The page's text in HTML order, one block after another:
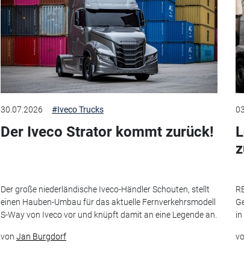
30.07.2026 #Iveco Trucks
Der Iveco Strator kommt zurück!
Der große niederländische Iveco-Händler Schouten, stellt
einen Hauben-Umbau für das aktuelle Fernverkehrsmodell
S-Way von Iveco vor und knüpft damit an eine Legende an.
von Jan Burgdorf
in